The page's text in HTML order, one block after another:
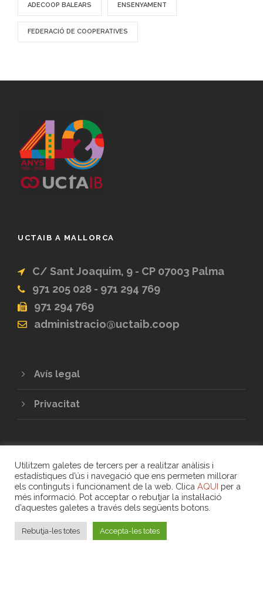
ADECOOP BALEARS ENSENYAMENT
FEDERACIÓ DE COOPERATIVES
UCTAIB A MALLORCA
C/ Sant Joaquim, 9 - CP 07003 Palma
971 205 028 - 971 294 769
971 294 769
administracio@uctaib.coop
Avís legal
Privacitat
COPYRIGHT 2020 - UNIÓ DE COOPERATIVES
DE TREBALL ASSOCIAT DE LES ILLES
BALEARS
Utilitzem galetes de tercers per a realitzar anàlisis i
estadístiques d’ús i navegació que ens permeten millorar
els continguts i funcionament de la web. Clica AQUI per a
més informació. Pot acceptar o rebutjar la instal·lació
d’aquestes galetes a través dels següents botons.
Rebutja-les totes Accepta-les totes